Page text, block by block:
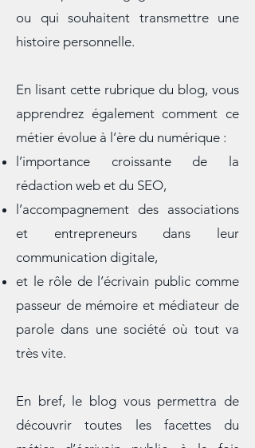
qui rencontrent des difficultés face à
l’écrit, qui veulent gagner en efficacité
ou qui souhaitent transmettre une
En lisant cette rubrique du blog, vous
apprendrez également comment ce
métier évolue à l’ère du numérique :
l’importance croissante de la
rédaction web et du SEO,
l’accompagnement des associations
et entrepreneurs dans leur
communication digitale,
et le rôle de l’écrivain public comme
passeur de mémoire et médiateur de